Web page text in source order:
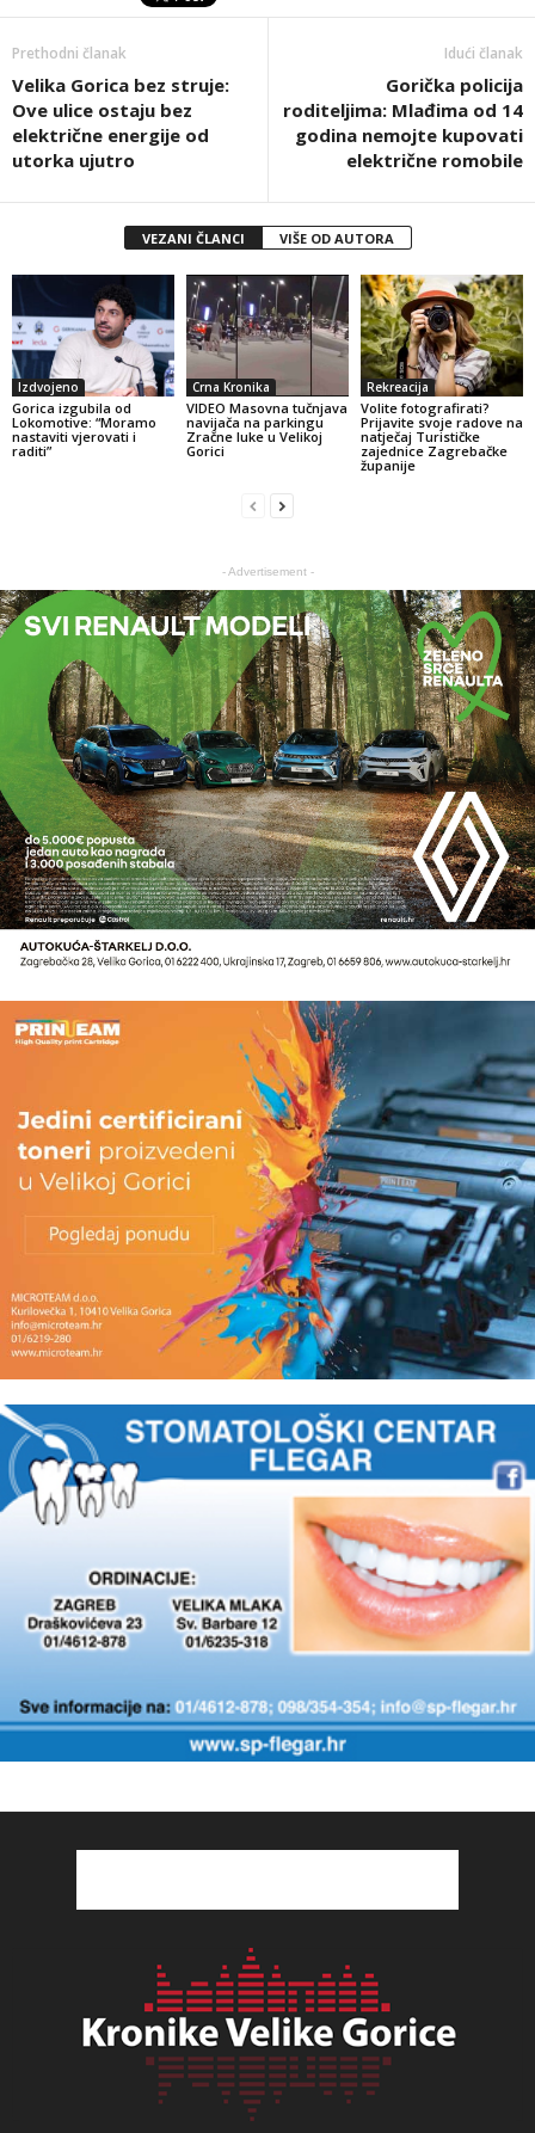
Prethodni članak
Velika Gorica bez struje:
Ove ulice ostaju bez
električne energije od
utorka ujutro
Idući članak
Gorička policija
roditeljima: Mlađima od 14
godina nemojte kupovati
električne romobile
VEZANI ČLANCI VIŠE OD AUTORA
Izdvojeno
Gorica izgubila od
Lokomotive: “Moramo
nastaviti vjerovati i
raditi”
Crna Kronika
VIDEO Masovna tučnjava
navijača na parkingu
Zračne luke u Velikoj
Gorici
Rekreacija
Volite fotografirati?
Prijavite svoje radove na
natječaj Turističke
zajednice Zagrebačke
županije
- Advertisement -